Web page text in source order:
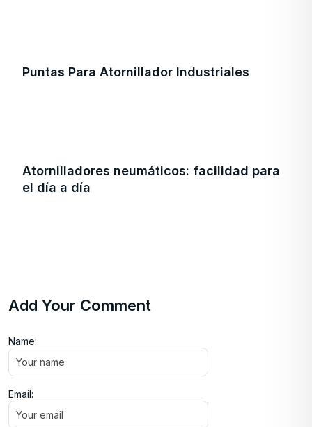
Puntas Para Atornillador Industriales
Atornilladores neumáticos: facilidad para
el día a día
Add Your Comment
Name:
Email: